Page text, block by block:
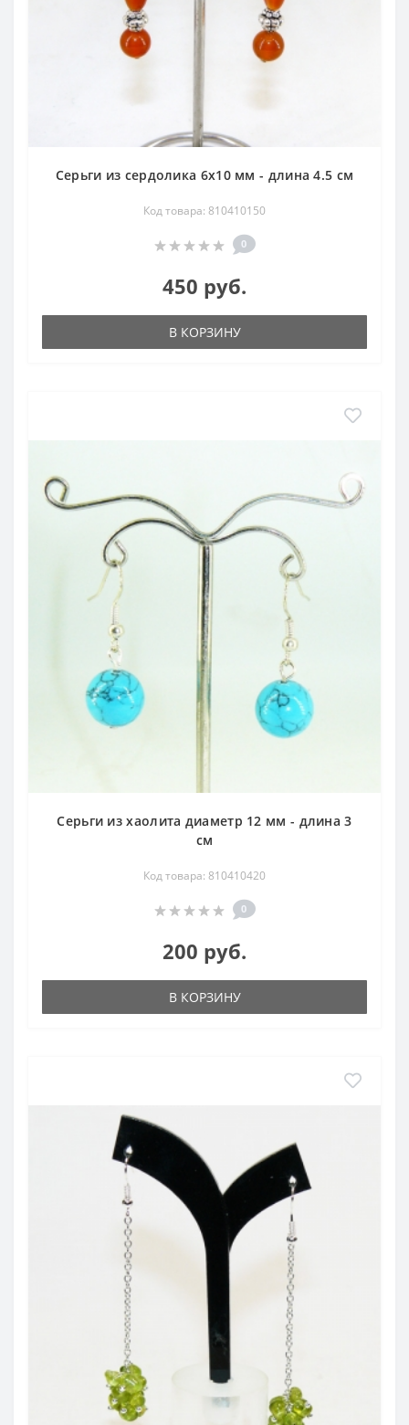
Серьги из сердолика 6х10 мм - длина 4.5 см
Код товара: 810410150
0
450 руб.
В КОРЗИНУ
Серьги из хаолита диаметр 12 мм - длина 3
см
Код товара: 810410420
0
200 руб.
В КОРЗИНУ